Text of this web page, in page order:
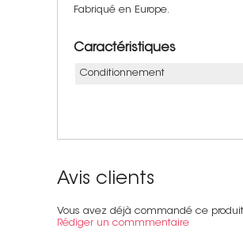
Fabriqué en Europe.
Caractéristiques
Conditionnement
Avis clients
Vous avez déjà commandé ce
Rédiger un commmentaire